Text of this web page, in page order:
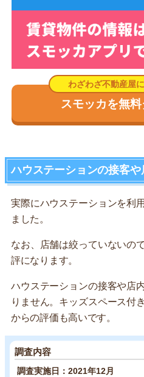
スモッカを無
ハウステーションの接客
実際にハウステーションを利
ました。
なお、店舗は絞っていないの
評になります。
ハウステーションの接客や店
りません。キッズスペース付
からの評価も高いです。
調査内容
調査実施日：2021年12月